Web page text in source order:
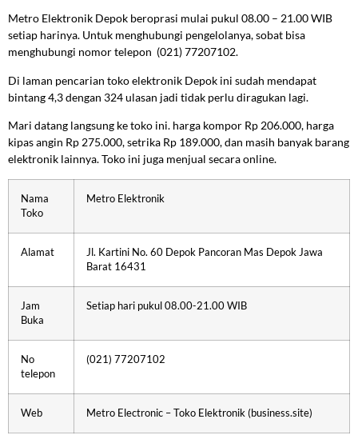
Metro Elektronik Depok beroprasi mulai pukul 08.00 – 21.00 WIB
setiap harinya. Untuk menghubungi pengelolanya, sobat bisa
menghubungi nomor telepon (021) 77207102.
Di laman pencarian toko elektronik Depok ini sudah mendapat
bintang 4,3 dengan 324 ulasan jadi tidak perlu diragukan lagi.
Mari datang langsung ke toko ini. harga kompor Rp 206.000, harga
kipas angin Rp 275.000, setrika Rp 189.000, dan masih banyak barang
elektronik lainnya. Toko ini juga menjual secara online.
Nama
Toko
Metro Elektronik
Alamat
Jl. Kartini No. 60 Depok Pancoran Mas Depok Jawa
Barat 16431
Jam
Buka
Setiap hari pukul 08.00-21.00 WIB
No
telepon
(021) 77207102
Web Metro Electronic – Toko Elektronik (business.site)